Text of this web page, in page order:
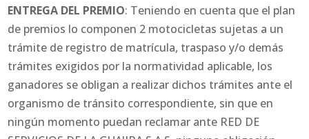
ENTREGA DEL PREMIO: Teniendo en cuenta que el plan
de premios lo componen 2 motocicletas sujetas a un
trámite de registro de matrícula, traspaso y/o demás
trámites exigidos por la normatividad aplicable, los
ganadores se obligan a realizar dichos trámites ante el
organismo de tránsito correspondiente, sin que en
ningún momento puedan reclamar ante RED DE